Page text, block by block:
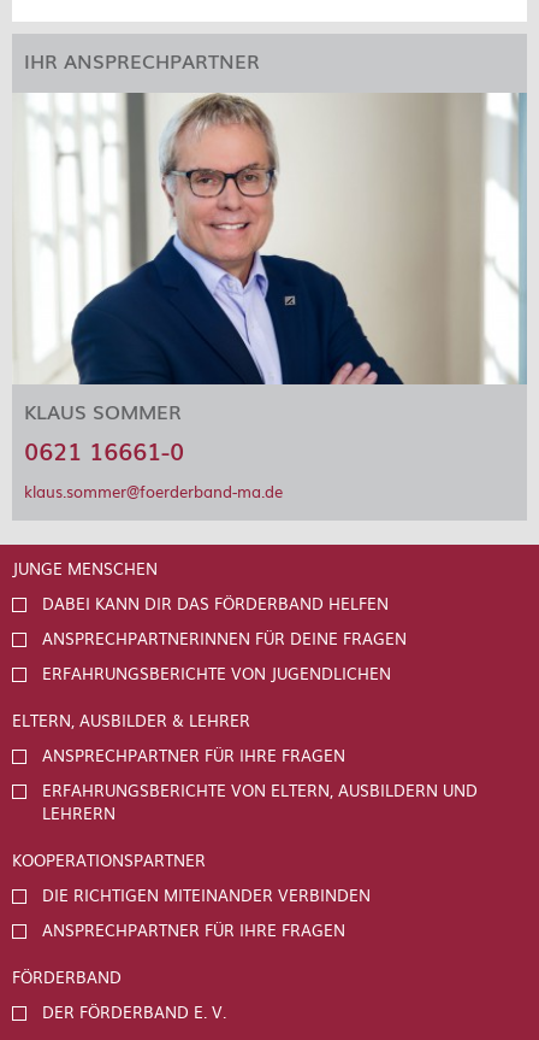
IHR ANSPRECHPARTNER
KLAUS SOMMER
0621 16661-0
klaus.sommer@foerderband-ma.de
JUNGE MENSCHEN
DABEI KANN DIR DAS FÖRDERBAND HELFEN
ANSPRECHPARTNERINNEN FÜR DEINE FRAGEN
ERFAHRUNGSBERICHTE VON JUGENDLICHEN
ELTERN, AUSBILDER & LEHRER
ANSPRECHPARTNER FÜR IHRE FRAGEN
ERFAHRUNGSBERICHTE VON ELTERN, AUSBILDERN UND
LEHRERN
KOOPERATIONSPARTNER
DIE RICHTIGEN MITEINANDER VERBINDEN
ANSPRECHPARTNER FÜR IHRE FRAGEN
FÖRDERBAND
DER FÖRDERBAND E. V.